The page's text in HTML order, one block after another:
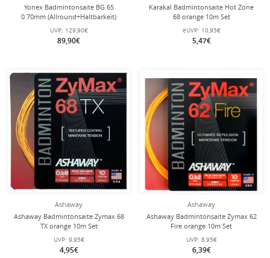
Yonex Badmintonsaite BG 65
0.70mm (Allround+Haltbarkeit)
orange 200m Rolle
UVP: 129,90€
89,90€
Karakal Badmintonsaite Hot Zone
68 orange 10m Set
eUVP: 10,95€
5,47€
Ashaway
Ashaway Badmintonsaite Zymax 68
TX orange 10m Set
UVP: 9,95€
4,95€
Ashaway
Ashaway Badmintonsaite Zymax 62
Fire orange 10m Set
UVP: 8,95€
6,39€